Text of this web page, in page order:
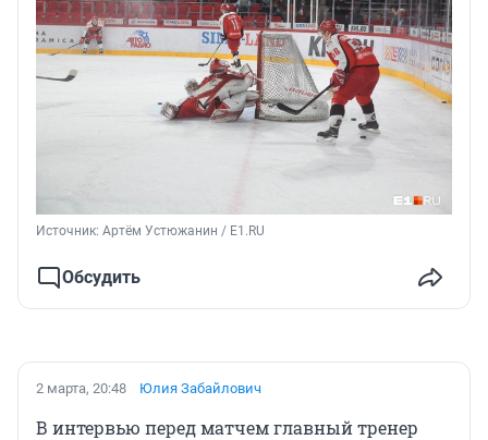
Источник: Артём Устюжанин / E1.RU
Обсудить
2 марта, 20:48 Юлия Забайлович
В интервью перед матчем главный тренер